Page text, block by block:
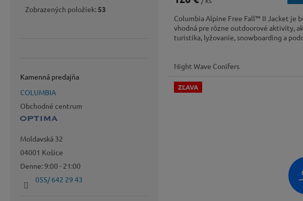
Zobrazených položiek: 53
Kamenná predajňa
COLUMBIA
Obchodné centrum
Moldavská 32
04001 Košice
Denne: 9:00 - 21:00
055/ 642 29 43
Columbia Alpine Free Fall™ II Jacket je
vhodná pre rôzne outdoorové aktivity,
turistika, lyžovanie, snowboarding a
Night Wave Conifers
ZĽAVA